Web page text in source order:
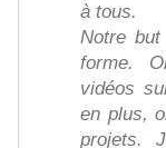
à tous.
Notre
forme.
vidéos
en plus,
projets.